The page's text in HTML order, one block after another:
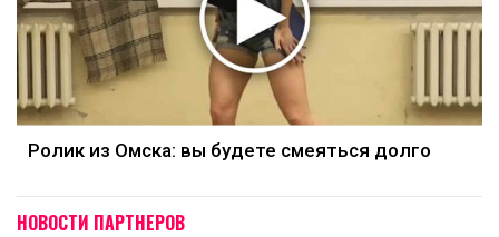
Ролик из Омска: вы будете смеяться долго
НОВОСТИ ПАРТНЕРОВ